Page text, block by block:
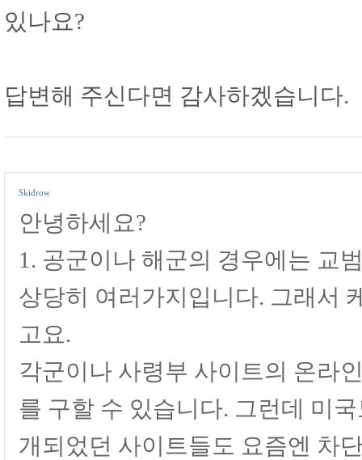
있나요?
답변해 주신다면 감사하겠습니다.
Skidrow
안녕하세요?
1. 공군이나 해군의 경우에는 교
상당히 여러가지입니다. 그래서
고요.
각군이나 사령부 사이트의 온라
를 구할 수 있습니다. 그런데 미
개되었던 사이트들도 요즘엔 차